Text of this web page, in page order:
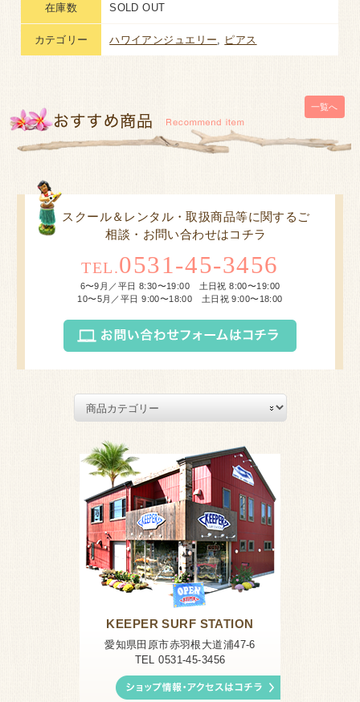
在庫数 SOLD OUT
カテゴリー ハワイアンジュエリー, ピアス
一覧へ
スクール＆レンタル・取扱商品等に関するご
相談・お問い合わせはコチラ
TEL.0531-45-3456
6〜9月／平日 8:30〜19:00 土日祝 8:00〜19:00
10〜5月／平日 9:00〜18:00 土日祝 9:00〜18:00
KEEPER SURF STATION
愛知県田原市赤羽根大道浦47-6
TEL 0531-45-3456